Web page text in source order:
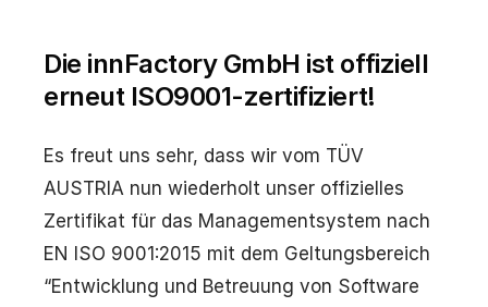
Die innFactory GmbH ist offiziell
erneut ISO9001-zertifiziert!
Es freut uns sehr, dass wir vom TÜV
AUSTRIA nun wiederholt unser offizielles
Zertifikat für das Managementsystem nach
EN ISO 9001:2015 mit dem Geltungsbereich
“Entwicklung und Betreuung von Software